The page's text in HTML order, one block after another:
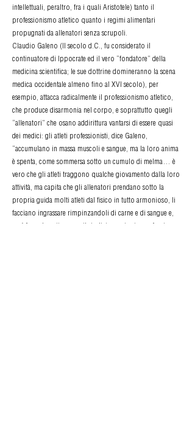
intellettuali, peraltro, fra i quali Aristotele) tanto il
professionismo atletico quanto i regimi alimentari
propugnati da allenatori senza scrupoli.
Claudio Galeno (II secolo d.C., fu considerato il
continuatore di Ippocrate ed il vero “fondatore” della
medicina scientifica; le sue dottrine domineranno la scena
medica occidentale almeno fino al XVI secolo), per
esempio, attacca radicalmente il professionismo atletico,
che produce disarmonia nel corpo, e soprattutto quegli
“allenatori” che osano addirittura vantarsi di essere quasi
dei medici: gli atleti professionisti, dice Galeno,
“accumulano in massa muscoli e sangue, ma la loro anima
è spenta, come sommersa sotto un cumulo di melma… è
vero che gli atleti traggono qualche giovamento dalla loro
attività, ma capita che gli allenatori prendano sotto la
propria guida molti atleti dal fisico in tutto armonioso, li
facciano ingrassare rimpinzandoli di carne e di sangue e,